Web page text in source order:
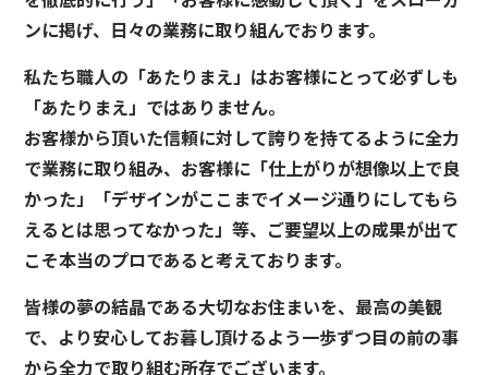
ンに掲げ、日々の業務に取り組んでおります。
私たち職人の「あたりまえ」はお客様にとって必ずしも
「あたりまえ」ではありません。
お客様から頂いた信頼に対して誇りを持てるように全力
で業務に取り組み、お客様に「仕上がりが想像以上で良
かった」「デザインがここまでイメージ通りにしてもら
えるとは思ってなかった」等、ご要望以上の成果が出て
こそ本当のプロであると考えております。
皆様の夢の結晶である大切なお住まいを、最高の美観
で、より安心してお暮し頂けるよう一歩ずつ目の前の事
から全力で取り組む所存でございます。